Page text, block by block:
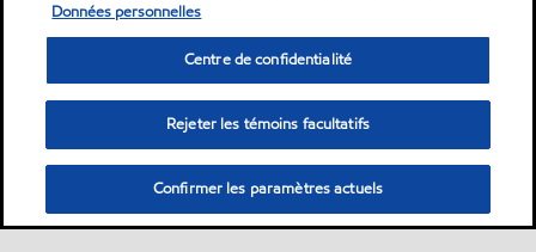
Données personnelles
Centre de confidentialité
Rejeter les témoins facultatifs
Confirmer les paramètres actuels